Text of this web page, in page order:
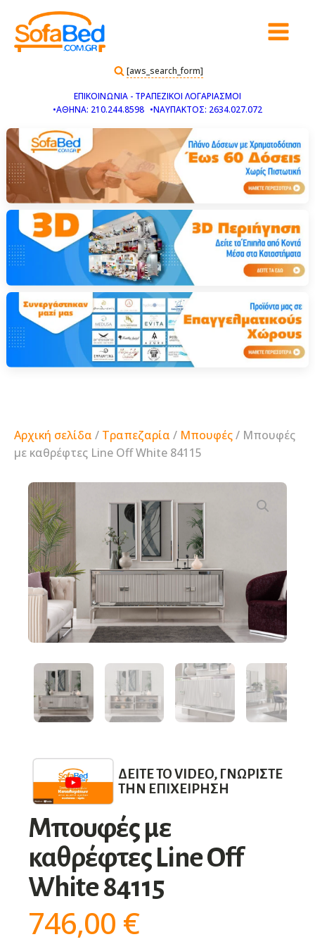
[aws_search_form]
ΕΠΙΚΟΙΝΩΝΙΑ - ΤΡΑΠΕΖΙΚΟΙ ΛΟΓΑΡΙΑΣΜΟΙ
•ΑΘΗΝΑ: 210.244.8598 •ΝΑΥΠΑΚΤΟΣ: 2634.027.072
Αρχική σελίδα / Τραπεζαρία / Μπουφές/ Μπουφές
με καθρέφτες Line Off White 84115
ΔΕΊΤΕ ΤΟ VIDEO, ΓΝΩΡΊΣΤΕ
ΤΗΝ ΕΠΙΧΕΊΡΗΣΗ
Μπουφές με
καθρέφτες Line Off
White 84115
746,00 €